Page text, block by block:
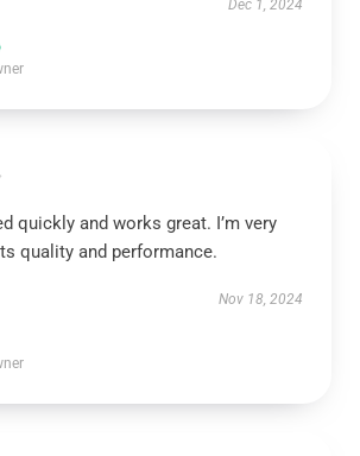
Dec 1, 2024
quickly and works great. I’m very
quality and performance.
Nov 18, 2024